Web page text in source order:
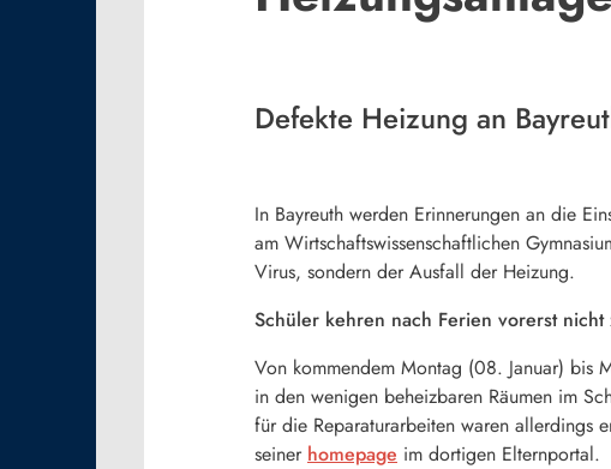
Defekte Heizung an
In Bayreuth werden Erinnerungen an die
am Wirtschaftswissenschaftlichen
Virus, sondern der Ausfall der Heizung.
Schüler kehren nach Ferien vorerst nicht
Von kommendem Montag (08. Januar) bis
in den wenigen beheizbaren Räumen im
für die Reparaturarbeiten waren allerdings
seiner homepage im dortigen Elternportal.